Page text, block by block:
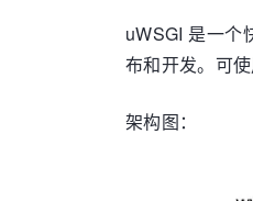
uWSGI 是一个
布和开发。可
架构图：